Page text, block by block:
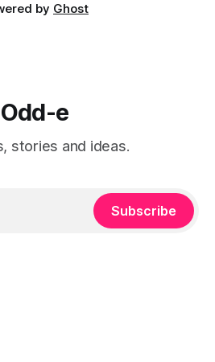
by Ghost
Odd-e
stories and ideas.
Subscribe